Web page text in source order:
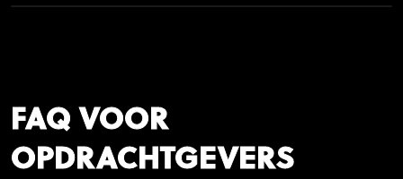
FAQ VOOR
OPDRACHTGEVERS